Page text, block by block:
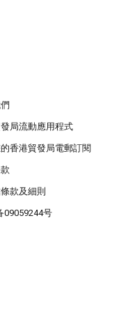
局流動應用程式
香港貿發局電郵訂閱
款及細則
09059244号